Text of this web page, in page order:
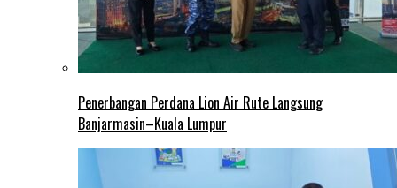
Penerbangan Perdana Lion Air Rute Langsung
Banjarmasin–Kuala Lumpur